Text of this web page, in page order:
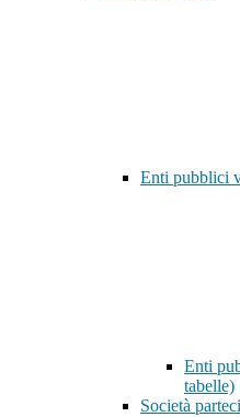
Enti pubblici
Enti
tabelle)
Società